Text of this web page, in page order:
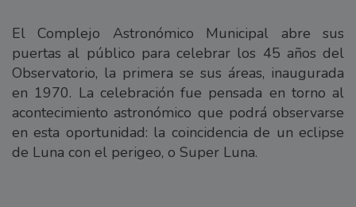
El Complejo Astronómico Municipal abre sus
puertas al público para celebrar los 45 años del
Observatorio, la primera se sus áreas, inaugurada
en 1970. La celebración fue pensada en torno al
acontecimiento astronómico que podrá observarse
en esta oportunidad: la coincidencia de un eclipse
de Luna con el perigeo, o Super Luna.